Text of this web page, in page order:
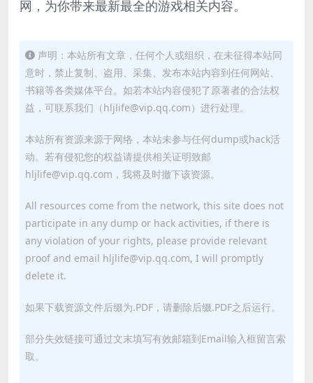
网，为你带来最新最全的游戏相关内容。
声明：本站所有文章，任何个人或组织，在未征得本站同
意时，禁止复制、盗用、采集、发布本站内容到任何网站、
书籍等各类媒体平台。如若本站内容侵犯了原著者的合法权
益，可联系我们（hljlife@vip.qq.com）进行处理。
本站所有资源来源于网络，本站未参与任何dump或hack活
动。若有侵犯您的权益请提供相关证明致邮
hljlife@vip.qq.com，我将及时撤下该资源。
All resources come from the network, this site does not
participate in any dump or hack activities, if there is
any violation of your rights, please provide relevant
proof and email hljlife@vip.qq.com, I will promptly
delete it.
如果下载资源文件后缀为.PDF，请删除后缀.PDF之后运行。
部分失效链接可通过文末填写有效邮箱到Email输入框留言索
取。